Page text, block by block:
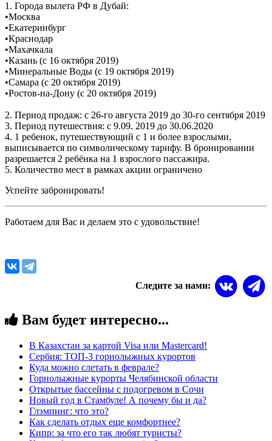
1. Города вылета РФ в Дубай:
•Москва
•Екатеринбург
•Краснодар
•Махачкала
•Казань (c 16 октября 2019)
•Минеральные Воды (c 19 октября 2019)
•Самара (c 20 октября 2019)
•Ростов-на-Дону (c 20 октября 2019)
2. Период продаж: с 26-го августа 2019 до 30-го сентября 2019
3. Период путешествия: с 9.09. 2019 до 30.06.2020
4. 1 ребенок, путешествующий с 1 и более взрослыми,
выписывается по символическому тарифу. В бронировании
разрешается 2 ребёнка на 1 взрослого пассажира.
5. Количество мест в рамках акции ограничено
Успейте забронировать!
Работаем для Вас и делаем это с удовольствие!
Следите за нами:
Вам будет интересно...
В Казахстан за картой Visa или Masterсard!
Сербия: ТОП-3 горнолыжных курортов
Куда можно слетать в феврале?
Горнолыжные курорты Челябинской области
Открытые бассейны с подогревом в Сочи
Новый год в Стамбуле! А почему бы и да?
Глэмпинг: что это?
Как сделать отдых еще комфортнее?
Кипр: за что его так любят туристы?